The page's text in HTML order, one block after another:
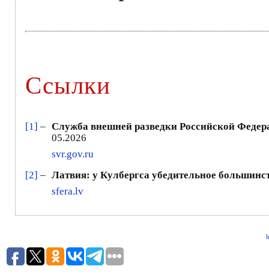
Ссылки
[1] – Служба внешней разведки Российской
05.2026
svr.gov.ru
[2] – Латвия: у Кулбергса убедительное
sfera.lv